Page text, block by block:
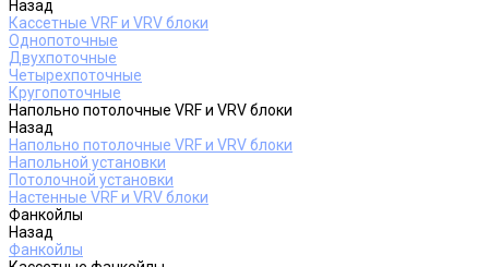
Назад
Кассетные VRF и VRV блоки
Однопоточные
Двухпоточные
Четырехпоточные
Кругопоточные
Напольно потолочные VRF и VRV блоки
Назад
Напольно потолочные VRF и VRV блоки
Напольной установки
Потолочной установки
Настенные VRF и VRV блоки
Фанкойлы
Назад
Фанкойлы